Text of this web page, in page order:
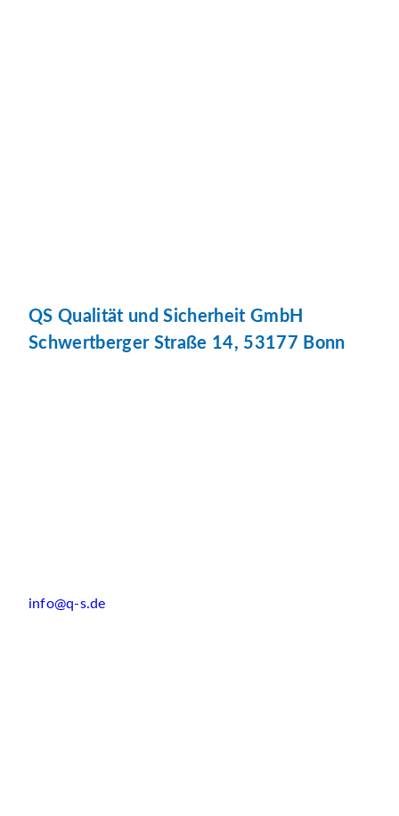
QS Qualität und Sicherheit GmbH
Schwertberger Straße 14, 53177 Bonn
info@q-s.de